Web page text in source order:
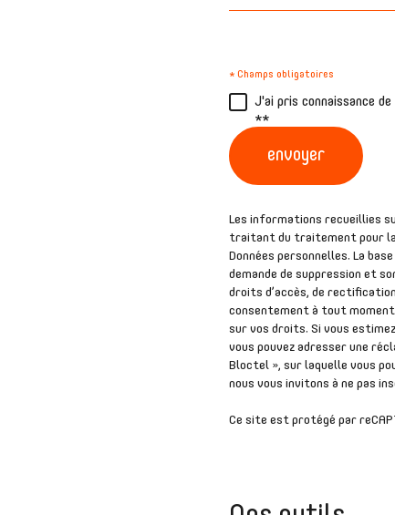
* Champs obligatoires
J'ai pris connaissance
**
envoyer
Les informations recueillies
traitant du traitement pour la
Données personnelles. La
demande de suppression et
droits d’accès, de
consentement à tout
sur vos droits. Si vous
vous pouvez adresser une
Bloctel », sur laquelle vous
nous vous invitons à ne pas
Ce site est protégé par